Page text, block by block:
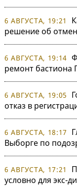
6 АВГУСТА, 19:21
решение об
6 АВГУСТА, 19:14
ремонт бастиона
6 АВГУСТА, 19:05
отказ в
6 АВГУСТА, 18:17
Выборге по
6 АВГУСТА, 17:21
условно для экс-